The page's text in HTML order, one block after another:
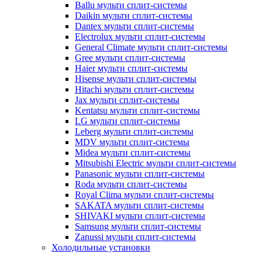
Ballu мульти сплит-системы
Daikin мульти сплит-системы
Dantex мульти сплит-системы
Electrolux мульти сплит-системы
General Climate мульти сплит-системы
Gree мульти сплит-системы
Haier мульти сплит-системы
Hisense мульти сплит-системы
Hitachi мульти сплит-системы
Jax мульти сплит-системы
Kentatsu мульти сплит-системы
LG мульти сплит-системы
Leberg мульти сплит-системы
MDV мульти сплит-системы
Midea мульти сплит-системы
Mitsubishi Electric мульти сплит-системы
Panasonic мульти сплит-системы
Roda мульти сплит-системы
Royal Clima мульти сплит-системы
SAKATA мульти сплит-системы
SHIVAKI мульти сплит-системы
Samsung мульти сплит-системы
Zanussi мульти сплит-системы
Холодильные установки